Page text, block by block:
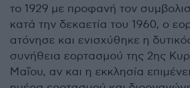
το 1929 με προφανή τον
κατά την δεκαετία του 1960, ο
ατόνησε και ενισχύθηκε η
συνήθεια εορτασμού της 2ης
Μαΐου, αν και η εκκλησία